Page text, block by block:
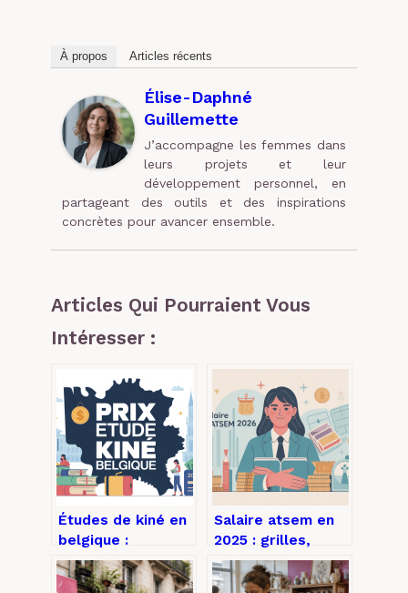
À propos Articles récents
Élise-Daphné
Guillemette
J’accompagne les femmes dans
leurs projets et leur
développement personnel, en
partageant des outils et des inspirations
concrètes pour avancer ensemble.
Articles Qui Pourraient Vous
Intéresser :
Études de kiné en
belgique :
comprendre les
prix, financements
Salaire atsem en
2025 : grilles,
primes et revenus
réels